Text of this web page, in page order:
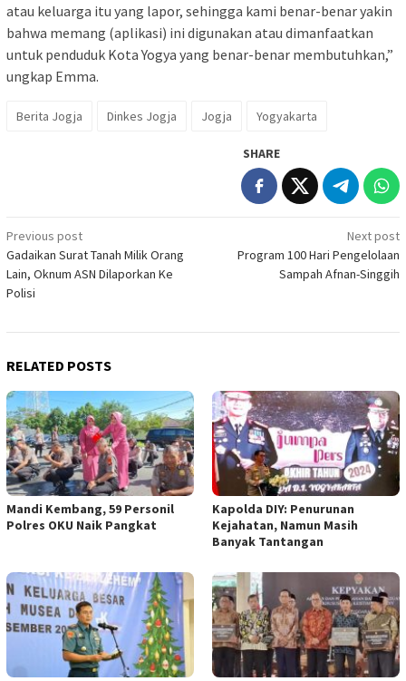
atau keluarga itu yang lapor, sehingga kami benar-benar yakin
bahwa memang (aplikasi) ini digunakan atau dimanfaatkan
untuk penduduk Kota Yogya yang benar-benar membutuhkan,”
ungkap Emma.
Berita Jogja Dinkes Jogja Jogja Yogyakarta
SHARE
Post
navigation
Previous post
Gadaikan Surat Tanah Milik Orang
Lain, Oknum ASN Dilaporkan Ke
Polisi
Next post
Program 100 Hari Pengelolaan
Sampah Afnan-Singgih
RELATED POSTS
Mandi Kembang, 59 Personil
Polres OKU Naik Pangkat
Kapolda DIY: Penurunan
Kejahatan, Namun Masih
Banyak Tantangan